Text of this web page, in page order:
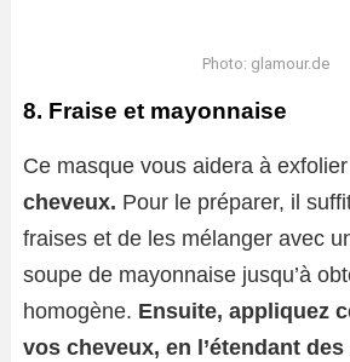
Photo: glamour.de
8. Fraise et mayonnaise
Ce masque vous aidera à exfolier
cheveux. Pour le préparer, il
fraises et de les mélanger avec
soupe de mayonnaise jusqu’à
homogène. Ensuite, appliquez
vos cheveux, en l’étendant